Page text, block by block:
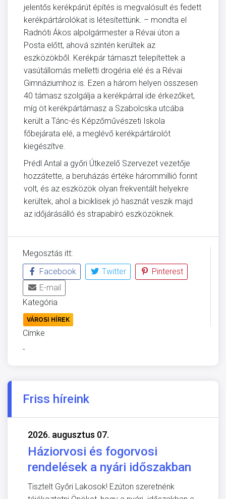
jelentős kerékpárút építés is megvalósult és fedett
kerékpártárolókat is létesítettünk. – mondta el
Radnóti Ákos alpolgármester a Révai úton a
Posta előtt, ahová szintén kerültek az
eszközökből. Kerékpár támaszt telepítettek a
vasútállomás melletti drogéria elé és a Révai
Gimnáziumhoz is. Ezen a három helyen összesen
40 támasz szolgálja a kerékpárral ide érkezőket,
míg öt kerékpártámasz a Szabolcska utcába
került a Tánc-és Képzőművészeti Iskola
főbejárata elé, a meglévő kerékpártárolót
kiegészítve.
Prédl Antal a győri Útkezelő Szervezet vezetője
hozzátette, a beruházás értéke hárommillió forint
volt, és az eszközök olyan frekventált helyekre
kerültek, ahol a biciklisek jó hasznát veszik majd
az időjárásálló és strapabíró eszközöknek.
Megosztás itt:
Facebook
Twitter
Pinterest
E-mail
Kategória
VÁROSI HÍREK
Címke
-
Friss híreink
2026. augusztus 07.
Háziorvosi és fogorvosi
rendelések a nyári időszakban
Tisztelt Győri Lakosok! Ezúton szeretnénk